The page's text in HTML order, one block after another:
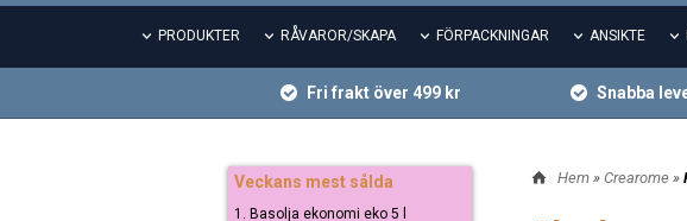
PRODUKTER RÅVAROR/SKAPA FÖRPACKNINGAR ANSIKTE
Fri frakt över 499 kr Snabba
Veckans mest sålda
1. Basolja ekonomi eko 5 l
Hem » Crearome »